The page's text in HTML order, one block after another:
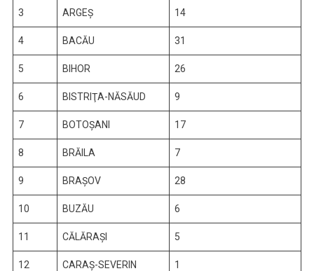
3 ARGEŞ 14
4 BACĂU 31
5 BIHOR 26
6 BISTRIŢA-NĂSĂUD 9
7 BOTOŞANI 17
8 BRĂILA 7
9 BRAŞOV 28
10 BUZĂU 6
11 CĂLĂRAŞI 5
12 CARAŞ-SEVERIN 1